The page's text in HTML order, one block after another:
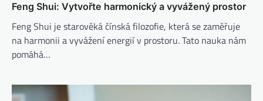
Feng Shui: Vytvořte harmonický a vyvážený prostor
Feng Shui je starověká čínská filozofie, která se zaměřuje
na harmonii a vyvážení energií v prostoru. Tato nauka nám
pomáhá…